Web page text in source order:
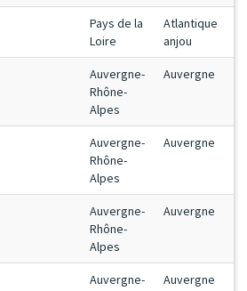
Pays de la
Loire
Atlantique
anjou
Auvergne-
Rhône-
Alpes
Auvergne
Auvergne-
Rhône-
Alpes
Auvergne
Auvergne-
Rhône-
Alpes
Auvergne
Auvergne-
Auvergne